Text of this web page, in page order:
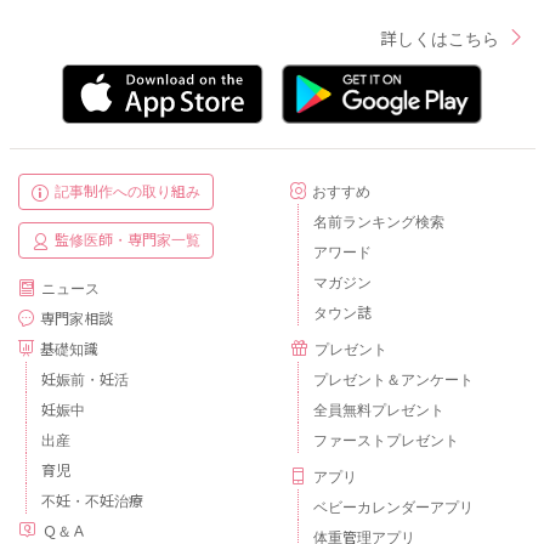
詳しくはこちら
記事制作への取り組み
監修医師・専門家一覧
ニュース
専門家相談
基礎知識
妊娠前・妊活
妊娠中
出産
育児
不妊・不妊治療
Ｑ＆Ａ
おすすめ
名前ランキング検索
アワード
マガジン
タウン誌
プレゼント
プレゼント＆アンケート
全員無料プレゼント
ファーストプレゼント
アプリ
ベビーカレンダーアプリ
体重管理アプリ